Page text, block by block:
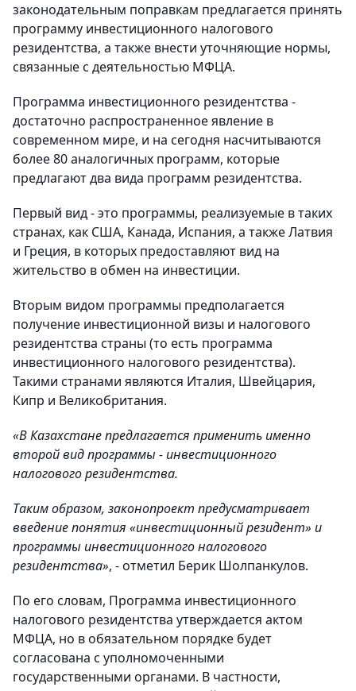
законодательным поправкам предлагается принять
программу инвестиционного налогового
резидентства, а также внести уточняющие нормы,
связанные с деятельностью МФЦА.
Программа инвестиционного резидентства -
достаточно распространенное явление в
современном мире, и на сегодня насчитываются
более 80 аналогичных программ, которые
предлагают два вида программ резидентства.
Первый вид - это программы, реализуемые в таких
странах, как США, Канада, Испания, а также Латвия
и Греция, в которых предоставляют вид на
жительство в обмен на инвестиции.
Вторым видом программы предполагается
получение инвестиционной визы и налогового
резидентства страны (то есть программа
инвестиционного налогового резидентства).
Такими странами являются Италия, Швейцария,
Кипр и Великобритания.
«В Казахстане предлагается применить именно
второй вид программы - инвестиционного
налогового резидентства.
Таким образом, законопроект предусматривает
введение понятия «инвестиционный резидент» и
программы инвестиционного налогового
резидентства», - отметил Берик Шолпанкулов.
По его словам, Программа инвестиционного
налогового резидентства утверждается актом
МФЦА, но в обязательном порядке будет
согласована с уполномоченными
государственными органами. В частности,